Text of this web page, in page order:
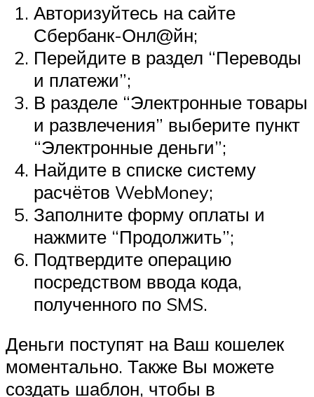
Авторизуйтесь на сайте
Сбербанк-Онл@йн;
Перейдите в раздел “Переводы
и платежи”;
В разделе “Электронные товары
и развлечения” выберите пункт
“Электронные деньги”;
Найдите в списке систему
расчётов WebMoney;
Заполните форму оплаты и
нажмите “Продолжить”;
Подтвердите операцию
посредством ввода кода,
полученного по SMS.
Деньги поступят на Ваш кошелек
моментально. Также Вы можете
создать шаблон, чтобы в